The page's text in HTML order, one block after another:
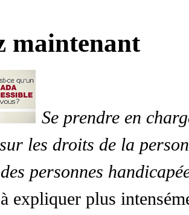
maintenant
Se prendre en
les droits de la
personnes
expliquer plus